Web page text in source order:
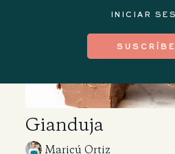
INICIAR
Gianduja
Maricú Ortiz